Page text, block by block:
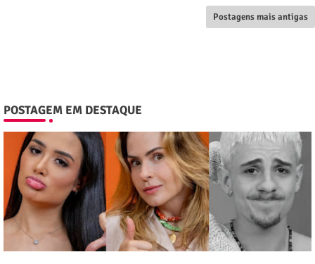
Postagens mais antigas
POSTAGEM EM DESTAQUE